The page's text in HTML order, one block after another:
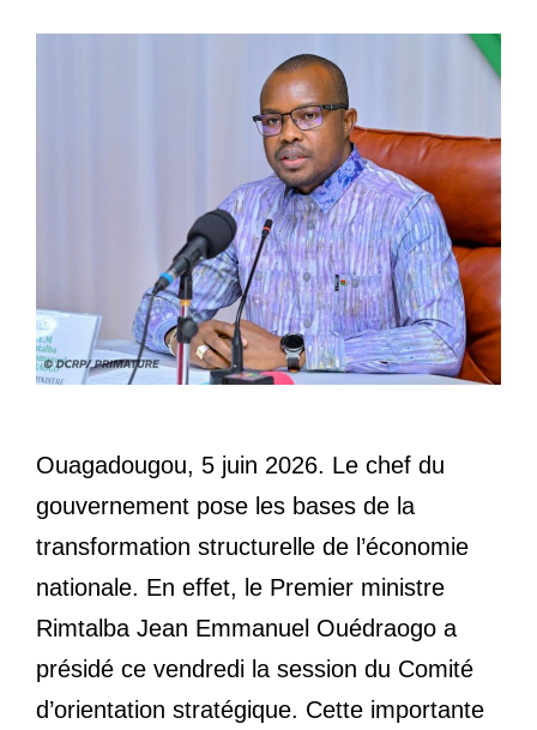
Ouagadougou, 5 juin 2026. Le chef du
gouvernement pose les bases de la
transformation structurelle de l’économie
nationale. En effet, le Premier ministre
Rimtalba Jean Emmanuel Ouédraogo a
présidé ce vendredi la session du Comité
d’orientation stratégique. Cette importante